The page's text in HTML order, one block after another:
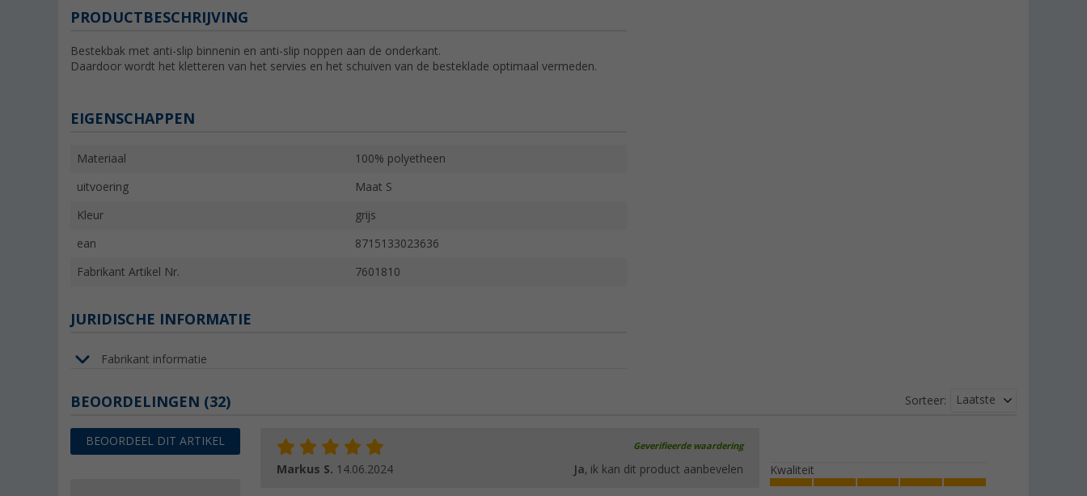
PRODUCTBESCHRIJVING
Bestekbak met anti-slip binnenin en anti-slip noppen aan de onderkant.
Daardoor wordt het kletteren van het servies en het schuiven van de besteklade optimaal vermeden.
EIGENSCHAPPEN
Materiaal 100% polyetheen
uitvoering Maat S
Kleur grijs
ean 8715133023636
Fabrikant Artikel Nr. 7601810
JURIDISCHE INFORMATIE
Fabrikant informatie
BEOORDELINGEN (32)
BEOORDEEL DIT ARTIKEL
Sorteer: Laatste
Geverifieerde waardering
Markus S. 14.06.2024 Ja, ik kan dit product aanbevelen Kwaliteit